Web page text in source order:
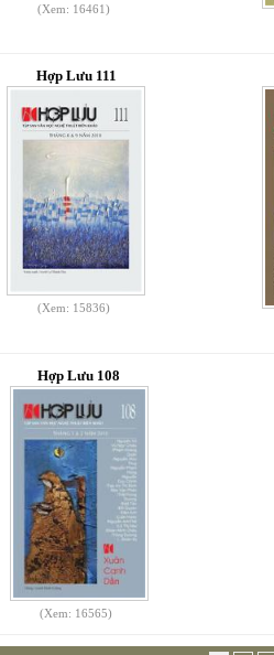
(Xem: 16461)
Hợp Lưu 111
(Xem: 15836)
Hợp Lưu 108
(Xem: 16565)